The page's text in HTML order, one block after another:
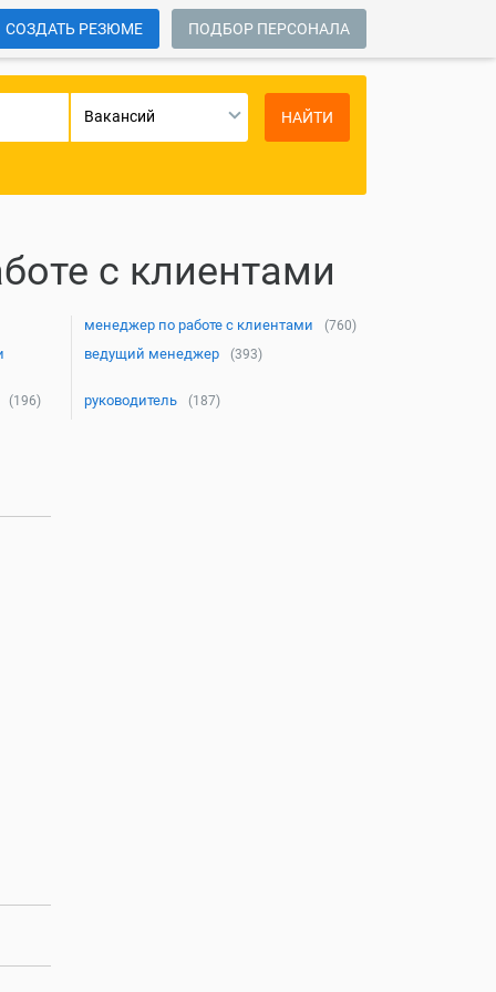
СОЗДАТЬ РЕЗЮМЕ ПОДБОР ПЕРСОНАЛА
Вакансий НАЙТИ
с клиентами
менеджер по работе с клиентами (760)
ведущий менеджер (393)
(196) руководитель (187)